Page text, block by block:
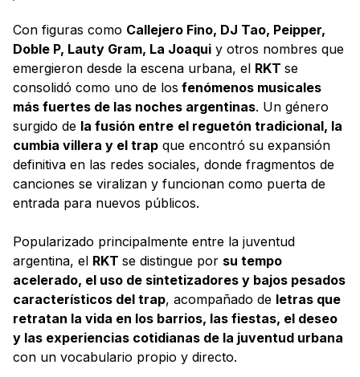
Con figuras como Callejero Fino, DJ Tao, Peipper,
Doble P, Lauty Gram, La Joaqui y otros nombres que
emergieron desde la escena urbana, el RKT se
consolidó como uno de los fenómenos musicales
más fuertes de las noches argentinas. Un género
surgido de la fusión entre el reguetón tradicional, la
cumbia villera y el trap que encontró su expansión
definitiva en las redes sociales, donde fragmentos de
canciones se viralizan y funcionan como puerta de
entrada para nuevos públicos.
Popularizado principalmente entre la juventud
argentina, el RKT se distingue por su tempo
acelerado, el uso de sintetizadores y bajos pesados
característicos del trap, acompañado de letras que
retratan la vida en los barrios, las fiestas, el deseo
y las experiencias cotidianas de la juventud urbana
con un vocabulario propio y directo.